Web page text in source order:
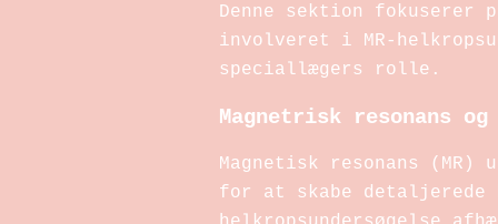
Denne sektion fokuserer
involveret i MR-
speciallægers rolle.
Magnetrisk resonans
Magnetisk resonans
for at skabe